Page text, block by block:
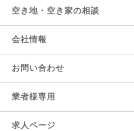
空き地・空き家の相談
会社情報
お問い合わせ
業者様専用
求人ページ